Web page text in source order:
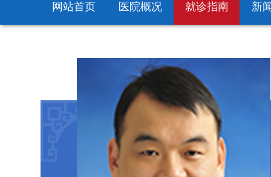
网站首页 医院概况 就诊指南 新